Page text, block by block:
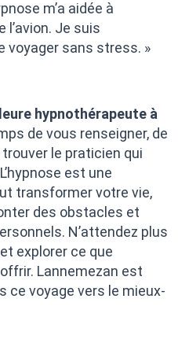
m’a aidée à
l’avion. Je suis
voyager sans stress. »
hypnothérapeute à
de vous renseigner, de
le praticien qui
est une
transformer votre vie,
des obstacles et
N’attendez plus
explorer ce que
Lannemezan est
ce voyage vers le mieux-